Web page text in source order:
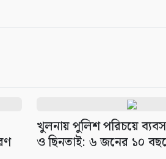
খুলনায় পুলিশ পরিচয়ে
ও ছিনতাই: ৬ জনের ১০